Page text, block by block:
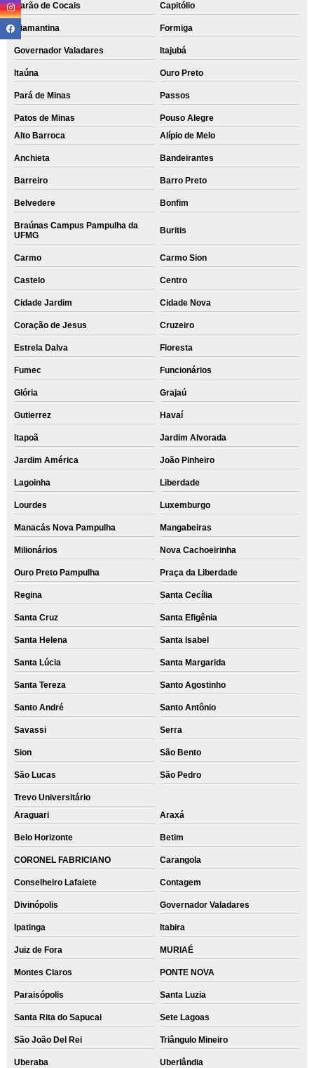
Barão de Cocais Capitólio
Diamantina Formiga
Governador Valadares Itajubá
Itaúna Ouro Preto
Pará de Minas Passos
Patos de Minas
Pouso Alegre
Alto Barroca
Alípio de Melo
Anchieta Bandeirantes
Barreiro Barro Preto
Belvedere Bonfim
Braúnas Campus Pampulha da
UFMG
Buritis
Carmo Carmo Sion
Castelo Centro
Cidade Jardim Cidade Nova
Coração de Jesus Cruzeiro
Estrela Dalva Floresta
Fumec Funcionários
Glória Grajaú
Gutierrez Havaí
Itapoã Jardim Alvorada
Jardim América João Pinheiro
Lagoinha Liberdade
Lourdes Luxemburgo
Manacás Nova Pampulha Mangabeiras
Milionários Nova Cachoeirinha
Ouro Preto Pampulha Praça da Liberdade
Regina Santa Cecília
Santa Cruz Santa Efigênia
Santa Helena Santa Isabel
Santa Lúcia Santa Margarida
Santa Tereza Santo Agostinho
Santo André Santo Antônio
Savassi Serra
Sion São Bento
São Lucas São Pedro
Trevo Universitário
Araguari
Araxá
Belo Horizonte Betim
CORONEL FABRICIANO Carangola
Conselheiro Lafaiete Contagem
Divinópolis Governador Valadares
Ipatinga Itabira
Juiz de Fora MURIAÉ
Montes Claros PONTE NOVA
Paraisópolis Santa Luzia
Santa Rita do Sapucai Sete Lagoas
São João Del Rei Triângulo Mineiro
Uberaba Uberlândia